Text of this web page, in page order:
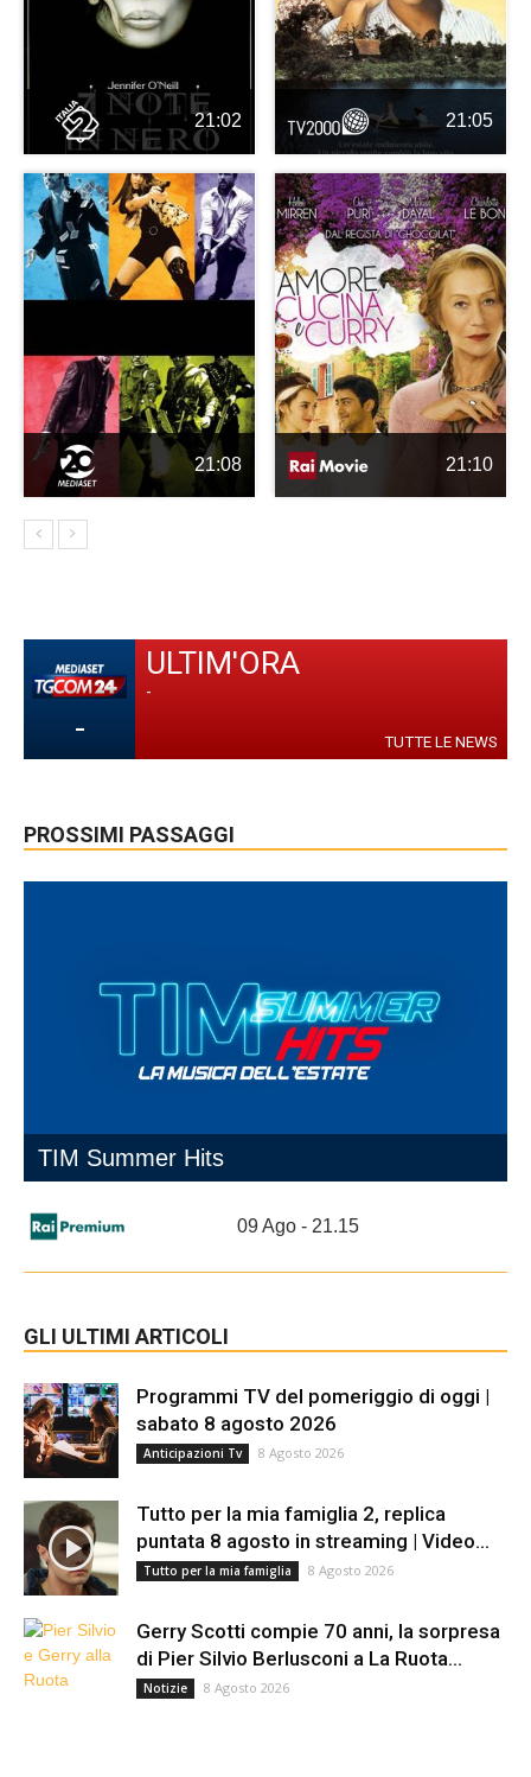
21:02 21:05
21:08 21:10
-
ULTIM'ORA
-
TUTTE LE NEWS
PROSSIMI PASSAGGI
TIM Summer Hits
09 Ago - 21.15
GLI ULTIMI ARTICOLI
Programmi TV del pomeriggio di oggi |
sabato 8 agosto 2026
Anticipazioni Tv 8 Agosto 2026
Tutto per la mia famiglia 2, replica
puntata 8 agosto in streaming | Video...
Tutto per la mia famiglia 8 Agosto 2026
Gerry Scotti compie 70 anni, la sorpresa
di Pier Silvio Berlusconi a La Ruota...
Notizie 8 Agosto 2026